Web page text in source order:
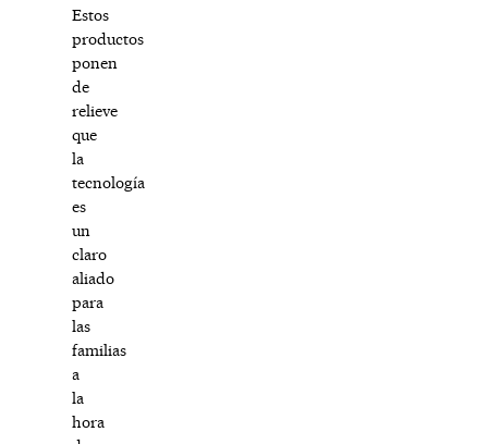
Estos
productos
ponen
de
relieve
que
la
tecnología
es
un
claro
aliado
para
las
familias
a
la
hora